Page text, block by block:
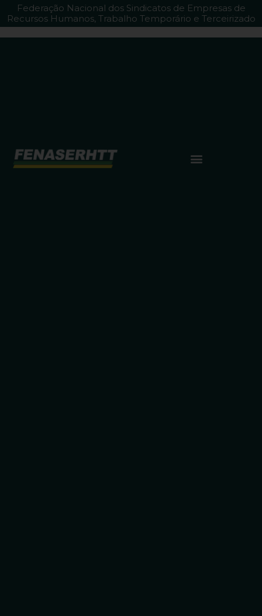
Federação Nacional dos Sindicatos de Empresas de
Recursos Humanos, Trabalho Temporário e Terceirizado